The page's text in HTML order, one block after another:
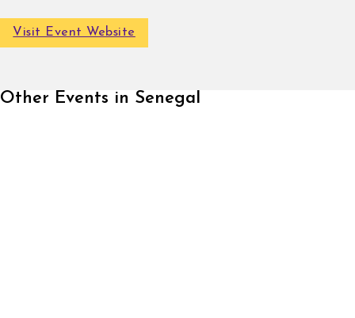
Visit Event Website
Other Events in Senegal